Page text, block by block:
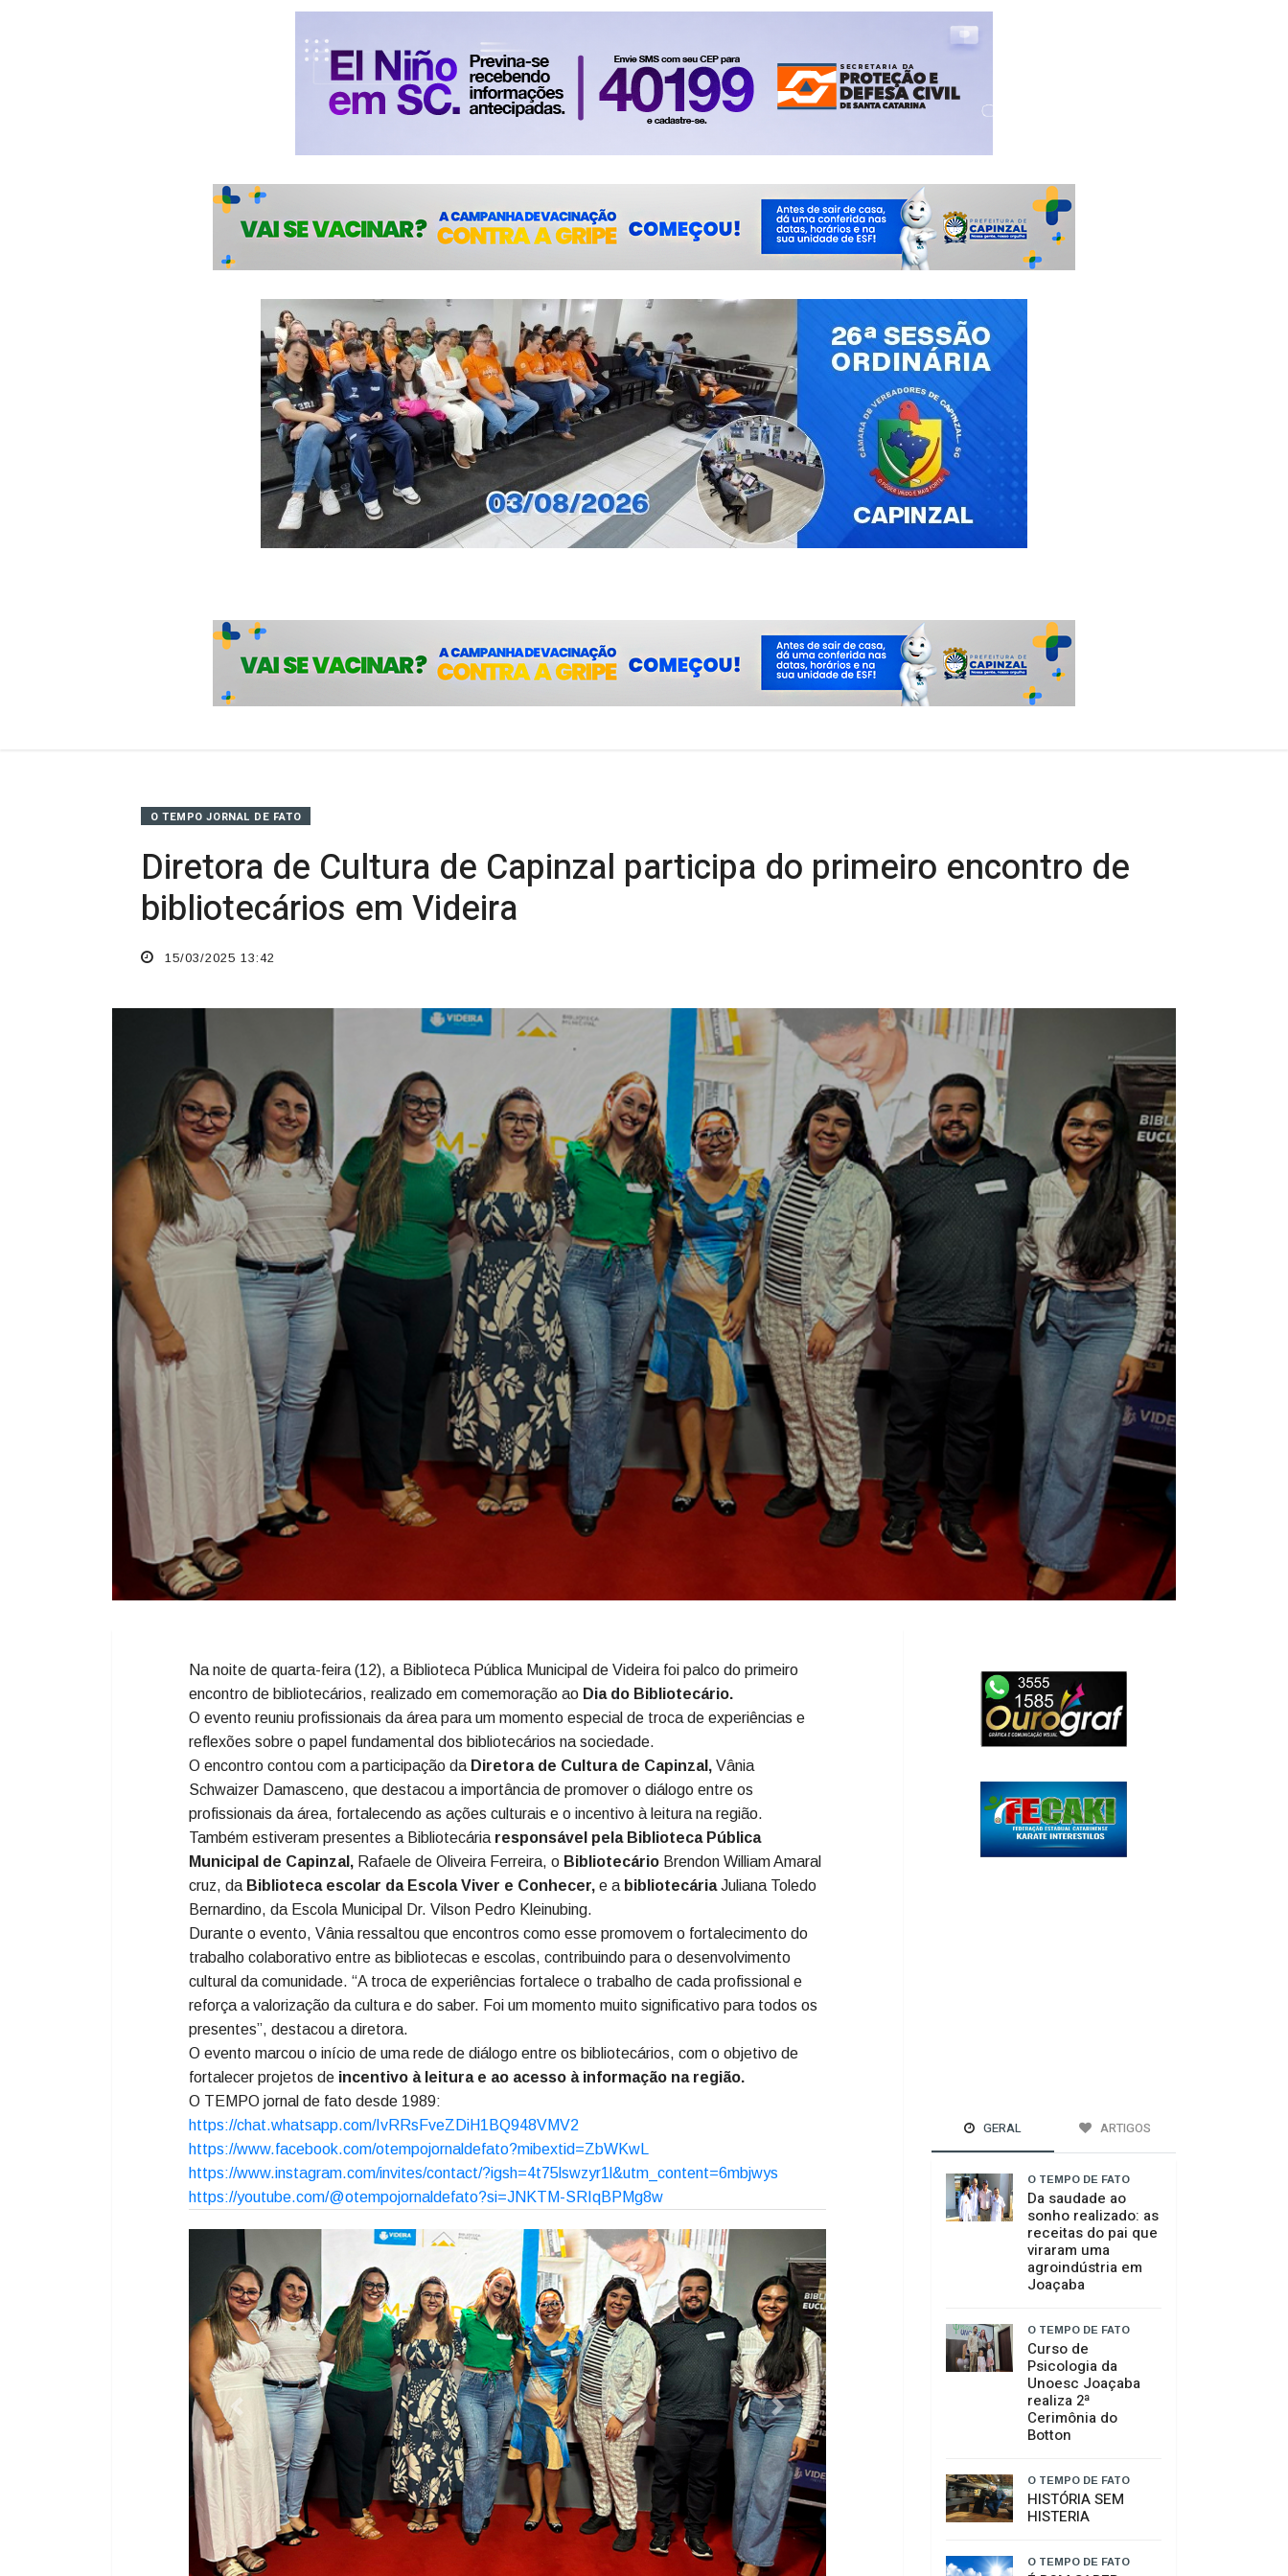
Diretora de Cultura de Capinzal participa do primeiro encontro de
bibliotecários em Videira
15/03/2025 13:42
Na noite de quarta-feira (12), a Biblioteca Pública Municipal de Videira foi palco do primeiro
encontro de bibliotecários, realizado em comemoração aoDia do Bibliotecário.
O evento reuniu profissionais da área para um momento especial de troca de experiências e
reflexões sobre o papel fundamental dos bibliotecários na sociedade.
O encontro contou com a participação daDiretora de Cultura de Capinzal,Vânia
Schwaizer Damasceno, que destacou a importância de promover o diálogo entre os
profissionais da área, fortalecendo as ações culturais e o incentivo à leitura na região.
Também estiveram presentes a Bibliotecáriaresponsável pela Biblioteca Pública
Municipal de Capinzal,Rafaele de Oliveira Ferreira, oBibliotecárioBrendon William Amaral
cruz, da Biblioteca escolar da Escola Viver e Conhecer,
Bernardino, da Escola Municipal Dr. Vilson Pedro Kleinubing.
Durante o evento, Vânia ressaltou que encontros como esse promovem o fortalecimento do
trabalho colaborativo entre as bibliotecas e escolas, contribuindo para o desenvolvimento
cultural da comunidade. “A troca de experiências fortalece o trabalho de cada profissional e
reforça a valorização da cultura e do saber. Foi um momento muito significativo para todos os
presentes”, destacou a diretora.
O evento marcou o início de uma rede de diálogo entre os bibliotecários, com o objetivo de
fortalecer projetos deincentivo à leitura e ao acesso à informação na região.
O TEMPO jornal de fato desde 1989:
https://chat.whatsapp.com/IvRRsFveZDiH1BQ948VMV2
https://www.facebook.com/otempojornaldefato?mibextid=ZbWKwL
https://www.instagram.com/invites/contact/?igsh=4t75lswzyr1l&utm_content=6mbjwys
https://youtube.com/@otempojornaldefato?si=JNKTM-SRIqBPMg8w
GERAL
O TEMPO DE FATO
Da saudade ao
sonho realizado: as
viraram uma
agroindústria em
Joaçaba
O TEMPO DE FATO